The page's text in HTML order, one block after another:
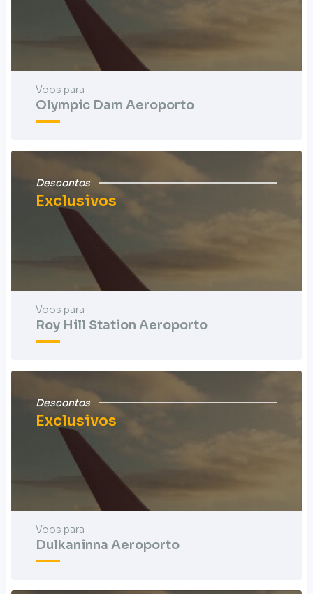
Voos para
Olympic Dam Aeroporto
Descontos
Exclusivos
Voos para
Roy Hill Station Aeroporto
Descontos
Exclusivos
Voos para
Dulkaninna Aeroporto